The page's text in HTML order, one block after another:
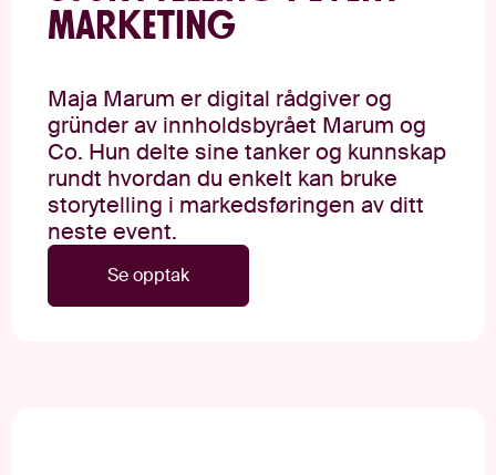
marketing
Maja Marum er digital rådgiver og
gründer av innholdsbyrået Marum og
Co. Hun delte sine tanker og kunnskap
rundt hvordan du enkelt kan bruke
storytelling i markedsføringen av ditt
neste event.
Se opptak